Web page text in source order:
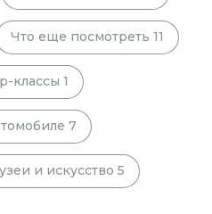
Что еще посмотреть 11
классы 1
7
и искусство 5